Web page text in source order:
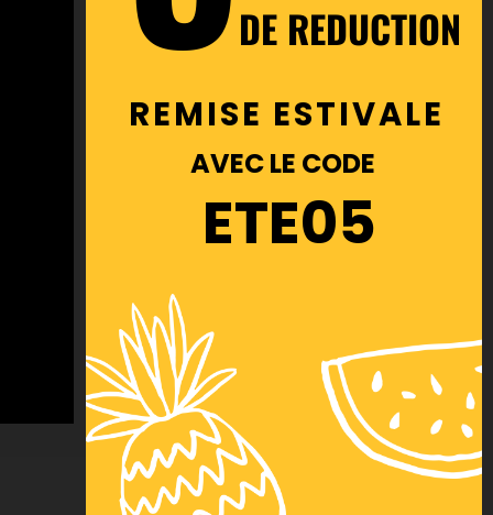
DE REDUCTION
REMISE ESTIVALE
AVEC LE CODE
ETE05